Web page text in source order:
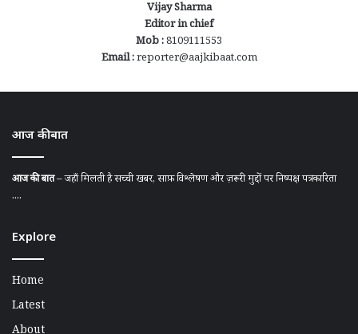
Vijay Sharma
Editor in chief
Mob :8109111553
Email :reporter@aajkibaat.com
आज की बात
आज की बात– जहाँ मिलती है सच्ची खबर, साफ़ विश्लेषण और ज़रूरी मुद्दों पर निष्पक्ष पत्रकारिता
....
Explore
Home
Latest